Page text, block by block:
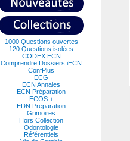
1000 Questions ouvertes
120 Questions isolées
CODEX ECN
Comprendre Dossiers iECN
ConfPlus
ECG
ECN Annales
ECN Préparation
ECOS +
EDN Preparation
Grimoires
Hors Collection
Odontologie
Référentiels